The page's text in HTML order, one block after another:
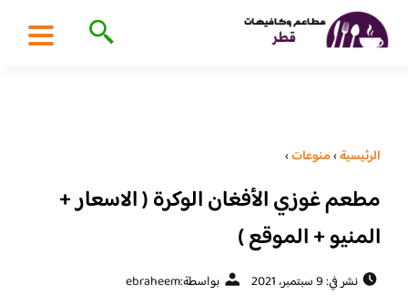
الرئيسية›منوعات›
مطعم غوزي الأفغان الوكرة ( الاسعار +
المنيو + الموقع )
نشر في: 9 سبتمبر، 2021 بواسطة:ebraheem